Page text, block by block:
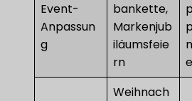
Event-
Anpassun
g
bankette,
Markenjub
iläumsfeie
rn
Weihnach